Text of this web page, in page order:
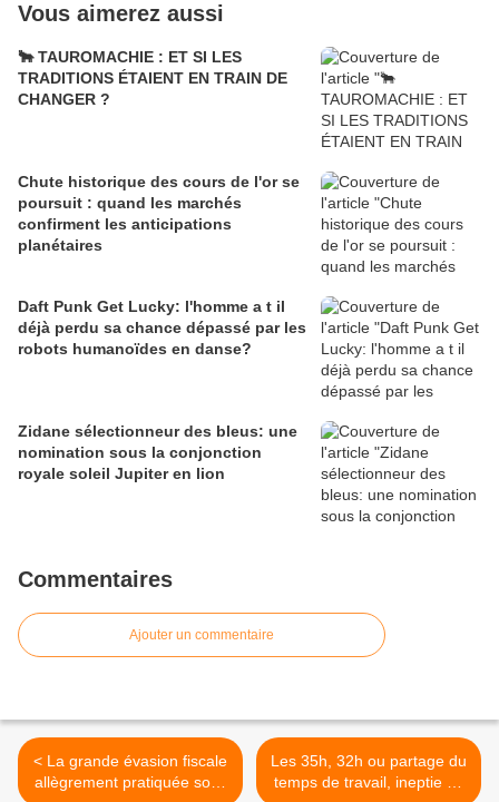
Vous aimerez aussi
🐂 TAUROMACHIE : ET SI LES
TRADITIONS ÉTAIENT EN TRAIN DE
CHANGER ?
Chute historique des cours de l'or se
poursuit : quand les marchés
confirment les anticipations
planétaires
Daft Punk Get Lucky: l'homme a t il
déjà perdu sa chance dépassé par les
robots humanoïdes en danse?
Zidane sélectionneur des bleus: une
nomination sous la conjonction
royale soleil Jupiter en lion
Commentaires
Ajouter un commentaire
< La grande évasion fiscale
allègrement pratiquée sous
Les 35h, 32h ou partage du
temps de travail, ineptie ou